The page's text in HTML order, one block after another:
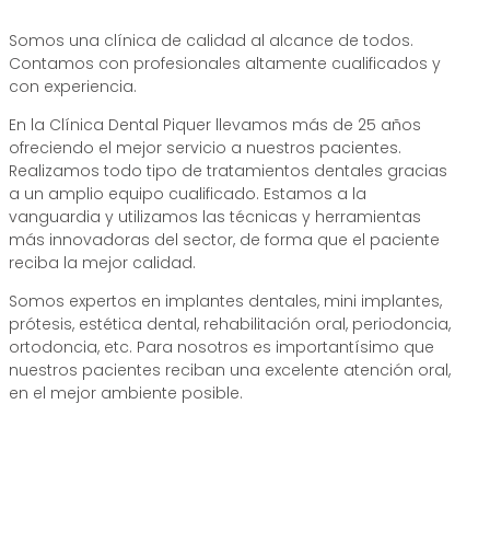
Somos una clínica de calidad al alcance de todos.
Contamos con profesionales altamente cualificados y
con experiencia.
En la Clínica Dental Piquer llevamos más de 25 años
ofreciendo el mejor servicio a nuestros pacientes.
Realizamos todo tipo de tratamientos dentales gracias
a un amplio equipo cualificado. Estamos a la
vanguardia y utilizamos las técnicas y herramientas
más innovadoras del sector, de forma que el paciente
reciba la mejor calidad.
Somos expertos en implantes dentales, mini implantes,
prótesis, estética dental, rehabilitación oral, periodoncia,
ortodoncia, etc. Para nosotros es importantísimo que
nuestros pacientes reciban una excelente atención oral,
en el mejor ambiente posible.